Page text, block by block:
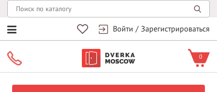
Войти / Зарегистрироваться
0